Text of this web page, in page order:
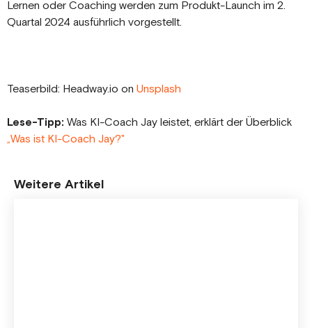
Lernen oder Coaching werden zum Produkt-Launch im 2.
Quartal 2024 ausführlich vorgestellt.
Teaserbild: Headway.io on Unsplash
Lese-Tipp: Was KI-Coach Jay leistet, erklärt der Überblick
„Was ist KI-Coach Jay?"
Weitere Artikel